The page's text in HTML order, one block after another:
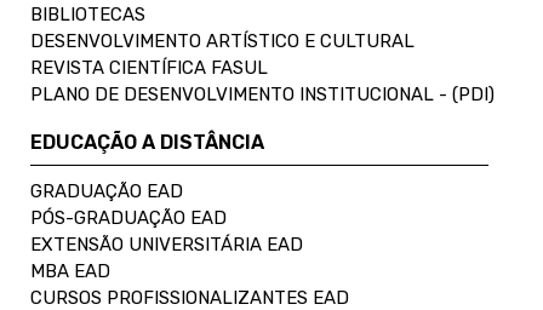
BIBLIOTECAS
DESENVOLVIMENTO ARTÍSTICO E CULTURAL
REVISTA CIENTÍFICA FASUL
PLANO DE DESENVOLVIMENTO INSTITUCIONAL - (PDI)
EDUCAÇÃO A DISTÂNCIA
GRADUAÇÃO EAD
PÓS-GRADUAÇÃO EAD
EXTENSÃO UNIVERSITÁRIA EAD
MBA EAD
CURSOS PROFISSIONALIZANTES EAD